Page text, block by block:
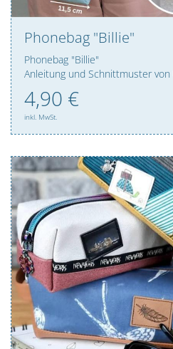
Phonebag "Billie"
Phonebag "Billie"
Anleitung und Schnittmuster von
4,90 €
inkl. MwSt.